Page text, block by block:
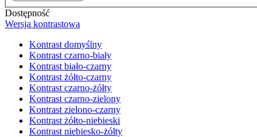
Dostępność
Wersja kontrastowa
Kontrast domyślny
Kontrast czarno-biały
Kontrast biało-czarny
Kontrast żółto-czarny
Kontrast czarno-żółty
Kontrast czarno-zielony
Kontrast zielono-czarny
Kontrast żółto-niebieski
Kontrast niebiesko-żółty